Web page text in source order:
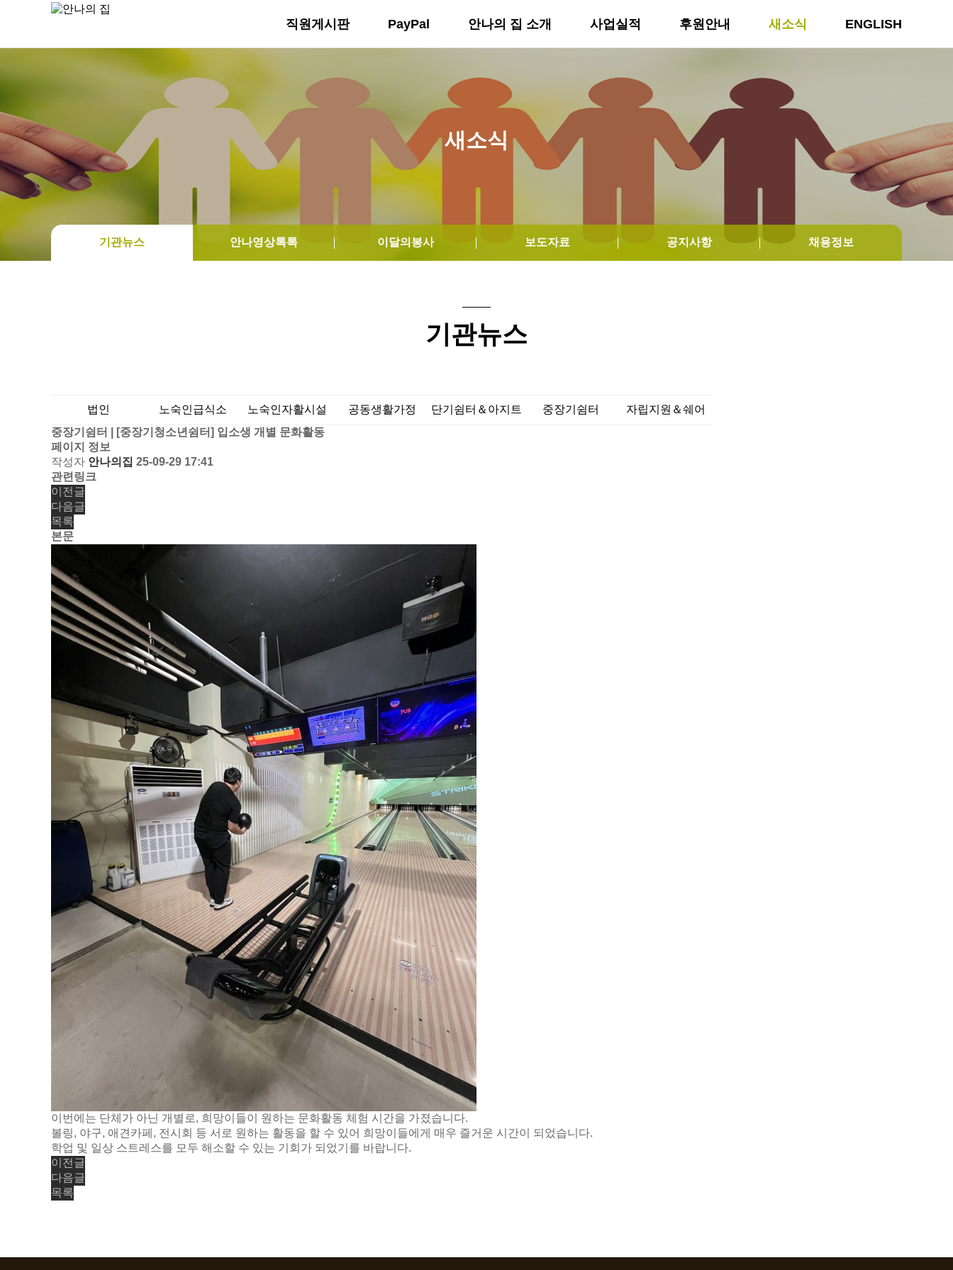
직원게시판 PayPal 안나의 집 소개 사업실적 후원안내 새소식 ENGLISH
새소식
기관뉴스 안나영상톡톡 이달의봉사 보도자료 공지사항 채용정보
기관뉴스
법인 노숙인급식소 노숙인자활시설 공동생활가정 단기쉼터＆아지트 중장기쉼터
자립지원＆쉐어
중장기쉼터 | [중장기청소년쉼터] 입소생 개별 문화활동
페이지 정보
작성자 안나의집 25-09-29 17:41
관련링크
이전글
다음글
목록
본문
이번에는 단체가 아닌 개별로, 희망이들이 원하는 문화활동 체험 시간을 가졌습니다.
볼링, 야구, 애견카페, 전시회 등 서로 원하는 활동을 할 수 있어 희망이들에게 매우 즐거운 시간이 되었습니다.
학업 및 일상 스트레스를 모두 해소할 수 있는 기회가 되었기를 바랍니다.
이전글
다음글
목록